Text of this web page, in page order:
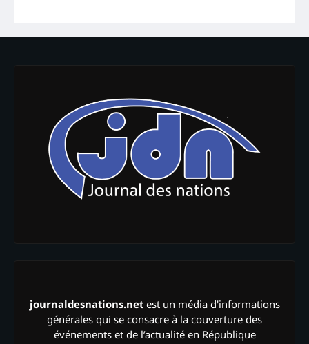
journaldesnations.netest un média d'informations
générales qui se consacre à la couverture des
événements et de l’actualité en République